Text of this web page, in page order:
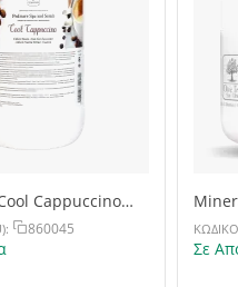
Cappuccino
860045
30g
Σε